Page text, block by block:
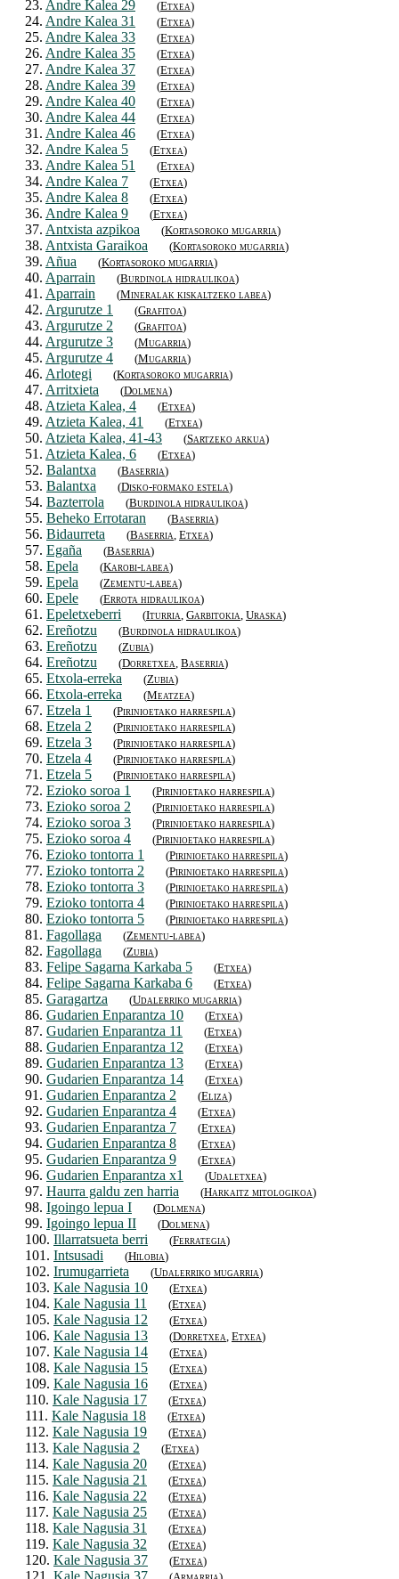
23. Andre Kalea 29 (Etxea)
24. Andre Kalea 31 (Etxea)
25. Andre Kalea 33 (Etxea)
26. Andre Kalea 35 (Etxea)
27. Andre Kalea 37 (Etxea)
28. Andre Kalea 39 (Etxea)
29. Andre Kalea 40 (Etxea)
30. Andre Kalea 44 (Etxea)
31. Andre Kalea 46 (Etxea)
32. Andre Kalea 5 (Etxea)
33. Andre Kalea 51 (Etxea)
34. Andre Kalea 7 (Etxea)
35. Andre Kalea 8 (Etxea)
36. Andre Kalea 9 (Etxea)
37. Antxista azpikoa (Kortasoroko mugarria)
38. Antxista Garaikoa (Kortasoroko mugarria)
39. Añua (Kortasoroko mugarria)
40. Aparrain (Burdinola hidraulikoa)
41. Aparrain (Mineralak kiskaltzeko labea)
42. Argurutze 1 (Grafitoa)
43. Argurutze 2 (Grafitoa)
44. Argurutze 3 (Mugarria)
45. Argurutze 4 (Mugarria)
46. Arlotegi (Kortasoroko mugarria)
47. Arritxieta (Dolmena)
48. Atzieta Kalea, 4 (Etxea)
49. Atzieta Kalea, 41 (Etxea)
50. Atzieta Kalea, 41-43 (Sartzeko arkua)
51. Atzieta Kalea, 6 (Etxea)
52. Balantxa (Baserria)
53. Balantxa (Disko-formako estela)
54. Bazterrola (Burdinola hidraulikoa)
55. Beheko Errotaran (Baserria)
56. Bidaurreta (Baserria, Etxea)
57. Egaña (Baserria)
58. Epela (Karobi-labea)
59. Epela (Zementu-labea)
60. Epele (Errota hidraulikoa)
61. Epeletxeberri (Iturria, Garbitokia, Uraska)
62. Ereñotzu (Burdinola hidraulikoa)
63. Ereñotzu (Zubia)
64. Ereñotzu (Dorretxea, Baserria)
65. Etxola-erreka (Zubia)
66. Etxola-erreka (Meatzea)
67. Etzela 1 (Pirinioetako harrespila)
68. Etzela 2 (Pirinioetako harrespila)
69. Etzela 3 (Pirinioetako harrespila)
70. Etzela 4 (Pirinioetako harrespila)
71. Etzela 5 (Pirinioetako harrespila)
72. Ezioko soroa 1 (Pirinioetako harrespila)
73. Ezioko soroa 2 (Pirinioetako harrespila)
74. Ezioko soroa 3 (Pirinioetako harrespila)
75. Ezioko soroa 4 (Pirinioetako harrespila)
76. Ezioko tontorra 1 (Pirinioetako harrespila)
77. Ezioko tontorra 2 (Pirinioetako harrespila)
78. Ezioko tontorra 3 (Pirinioetako harrespila)
79. Ezioko tontorra 4 (Pirinioetako harrespila)
80. Ezioko tontorra 5 (Pirinioetako harrespila)
81. Fagollaga (Zementu-labea)
82. Fagollaga (Zubia)
83. Felipe Sagarna Karkaba 5 (Etxea)
84. Felipe Sagarna Karkaba 6 (Etxea)
85. Garagartza (Udalerriko mugarria)
86. Gudarien Enparantza 10 (Etxea)
87. Gudarien Enparantza 11 (Etxea)
88. Gudarien Enparantza 12 (Etxea)
89. Gudarien Enparantza 13 (Etxea)
90. Gudarien Enparantza 14 (Etxea)
91. Gudarien Enparantza 2 (Eliza)
92. Gudarien Enparantza 4 (Etxea)
93. Gudarien Enparantza 7 (Etxea)
94. Gudarien Enparantza 8 (Etxea)
95. Gudarien Enparantza 9 (Etxea)
96. Gudarien Enparantza x1 (Udaletxea)
97. Haurra galdu zen harria (Harkaitz mitologikoa)
98. Igoingo lepua I (Dolmena)
99. Igoingo lepua II (Dolmena)
100. Illarratsueta berri (Ferrategia)
101. Intsusadi (Hilobia)
102. Irumugarrieta (Udalerriko mugarria)
103. Kale Nagusia 10 (Etxea)
104. Kale Nagusia 11 (Etxea)
105. Kale Nagusia 12 (Etxea)
106. Kale Nagusia 13 (Dorretxea, Etxea)
107. Kale Nagusia 14 (Etxea)
108. Kale Nagusia 15 (Etxea)
109. Kale Nagusia 16 (Etxea)
110. Kale Nagusia 17 (Etxea)
111. Kale Nagusia 18 (Etxea)
112. Kale Nagusia 19 (Etxea)
113. Kale Nagusia 2 (Etxea)
114. Kale Nagusia 20 (Etxea)
115. Kale Nagusia 21 (Etxea)
116. Kale Nagusia 22 (Etxea)
117. Kale Nagusia 25 (Etxea)
118. Kale Nagusia 31 (Etxea)
119. Kale Nagusia 32 (Etxea)
120. Kale Nagusia 37 (Etxea)
121. Kale Nagusia 37